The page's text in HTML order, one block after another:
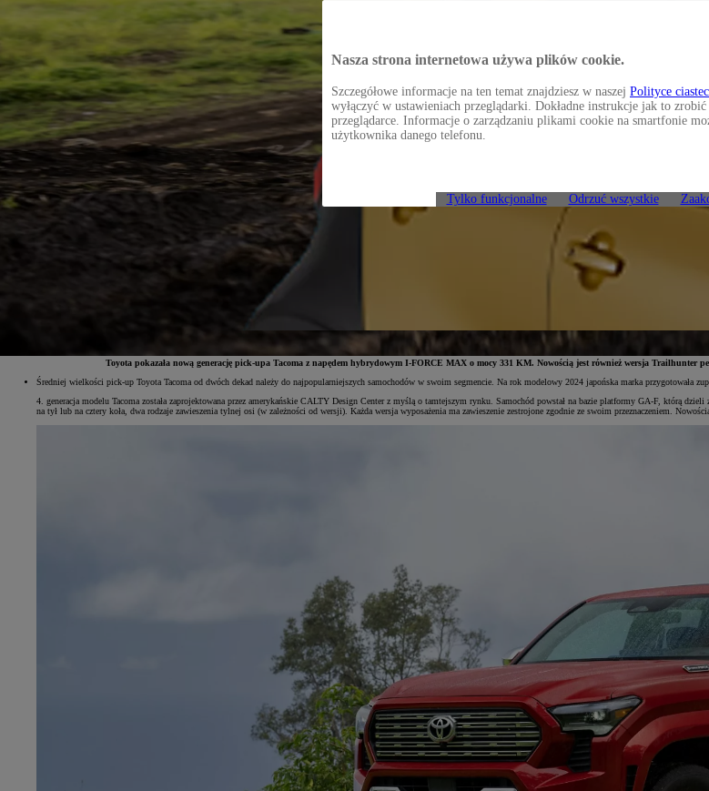
Toyota pokazała nową generację pick-upa Tacoma z napędem hybrydowym I-FORCE MAX o mocy 331 KM. Nowością jest również wersja Trailhunter
Średniej wielkości pick-up Toyota Tacoma od dwóch dekad należy do najpopularniejszych samochodów w swoim segmencie. Na rok modelowy 2024 japońska marka przygotowała
4. generacja modelu Tacoma została zaprojektowana przez amerykańskie CALTY Design Center z myślą o tamtejszym rynku. Samochód powstał na bazie platformy GA-F, którą
na tył lub na cztery koła, dwa rodzaje zawieszenia tylnej osi (w zależności od wersji). Każda wersja wyposażenia ma zawieszenie zestrojone zgodnie ze swoim przeznaczeniem.
Nasza strona internetowa używa plików cookie.
Szczegółowe informacje na ten temat znajdziesz w naszej Polityce
wyłączyć w ustawieniach przeglądarki. Dokładne instrukcje jak to
przeglądarce. Informacje o zarządzaniu plikami cookie na smartfonie
użytkownika danego telefonu.
Tylko funkcjonalne Odrzuć wszystkie